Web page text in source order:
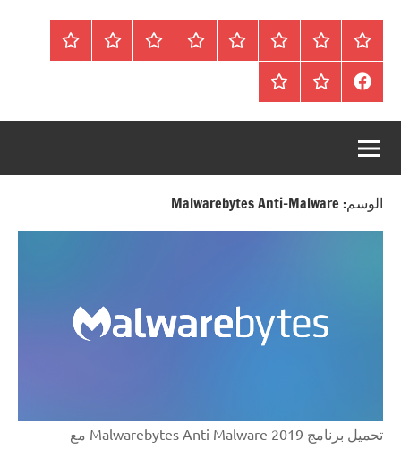
الرئيسيةالمواضيعوظائف
محلية
/
دولية
عقارات Blog
من
اتصل
سياسة
FaceBookعقارات
للبيع
أرشيف
موقع
الوسم: Malwarebytes Anti-Malware
تحميل برنامج Malwarebytes Anti Malware 2019 مع